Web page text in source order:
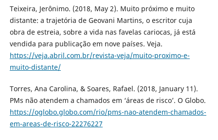
Teixeira, Jerônimo. (2018, May 2). Muito próximo e muito
distante: a trajetória de Geovani Martins, o escritor cuja
obra de estreia, sobre a vida nas favelas cariocas, já está
vendida para publicação em nove países. Veja.
https://veja.abril.com.br/revista-veja/muito-proximo-e-
muito-distante/
Torres, Ana Carolina, & Soares, Rafael. (2018, January 11).
PMs não atendem a chamados em ‘áreas de risco’. O Globo.
https://oglobo.globo.com/rio/pms-nao-atendem-chamados-
em-areas-de-risco-22276227